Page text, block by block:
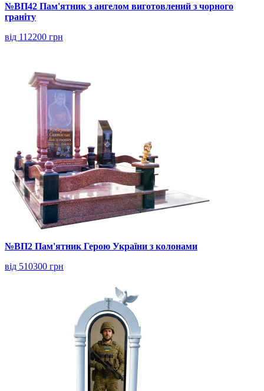
№ВП42 Пам'ятник з ангелом виготовлений з чорного
граніту
від 112200 грн
№ВП2 Пам'ятник Герою України з колонами
від 510300 грн